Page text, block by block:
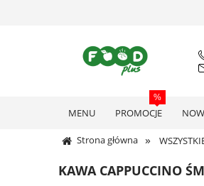
MENU PROMOCJE
Strona główna »
KAWA CAPPUCCINO